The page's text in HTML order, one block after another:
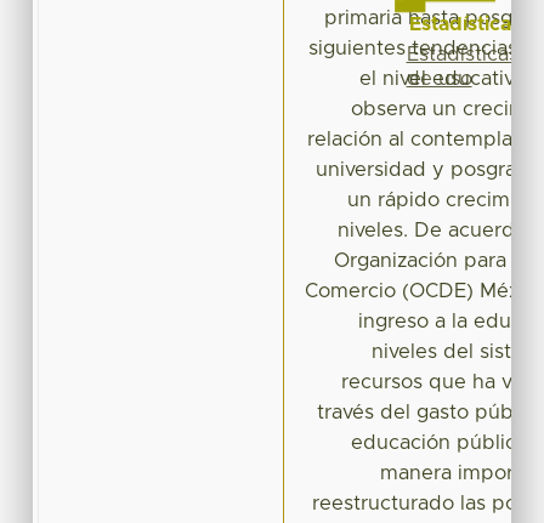
primaria hasta
siguientes tendencias.
el nivel educativo
observa un
relación al
universidad y
un rápido
niveles. De acuerdo
Organización para la
Comercio (OCDE)
ingreso a la
niveles del
recursos que ha
través del gasto
educación pública
manera
reestructurado las
Estadísticas
Estadísticas
de uso